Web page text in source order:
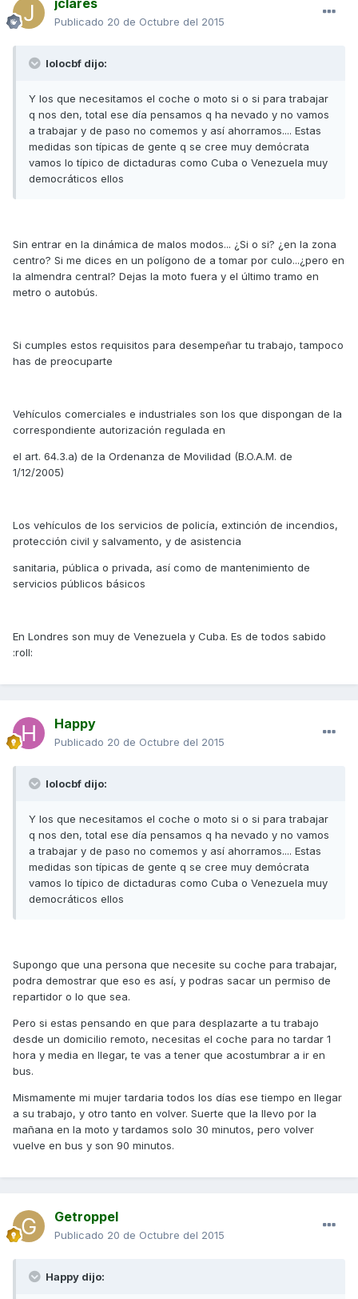
Publicado 20 de Octubre del 2015
lolocbf dijo:
Y los que necesitamos el coche o moto si o si para trabajar
q nos den, total ese día pensamos q ha nevado y no vamos
a trabajar y de paso no comemos y así ahorramos.... Estas
medidas son típicas de gente q se cree muy demócrata
vamos lo típico de dictaduras como Cuba o Venezuela muy
democráticos ellos
Sin entrar en la dinámica de malos modos... ¿Si o si? ¿en la zona
centro? Si me dices en un polígono de a tomar por culo...¿pero en
la almendra central? Dejas la moto fuera y el último tramo en
metro o autobús.
Si cumples estos requisitos para desempeñar tu trabajo, tampoco
has de preocuparte
Vehículos comerciales e industriales son los que dispongan de la
correspondiente autorización regulada en
el art. 64.3.a) de la Ordenanza de Movilidad (B.O.A.M. de
1/12/2005)
Los vehículos de los servicios de policía, extinción de incendios,
protección civil y salvamento, y de asistencia
sanitaria, pública o privada, así como de mantenimiento de
servicios públicos básicos
En Londres son muy de Venezuela y Cuba. Es de todos sabido
:roll:
Happy
Publicado 20 de Octubre del 2015
lolocbf dijo:
Y los que necesitamos el coche o moto si o si para trabajar
q nos den, total ese día pensamos q ha nevado y no vamos
a trabajar y de paso no comemos y así ahorramos.... Estas
medidas son típicas de gente q se cree muy demócrata
vamos lo típico de dictaduras como Cuba o Venezuela muy
democráticos ellos
Supongo que una persona que necesite su coche para trabajar,
podra demostrar que eso es así, y podras sacar un permiso de
repartidor o lo que sea.
Pero si estas pensando en que para desplazarte a tu trabajo
desde un domicilio remoto, necesitas el coche para no tardar 1
hora y media en llegar, te vas a tener que acostumbrar a ir en
bus.
Mismamente mi mujer tardaria todos los días ese tiempo en llegar
a su trabajo, y otro tanto en volver. Suerte que la llevo por la
mañana en la moto y tardamos solo 30 minutos, pero volver
vuelve en bus y son 90 minutos.
Getroppel
Publicado 20 de Octubre del 2015
Happy dijo: